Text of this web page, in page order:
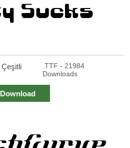
Çeşitli
.TTF - 21984
Downloads
Download